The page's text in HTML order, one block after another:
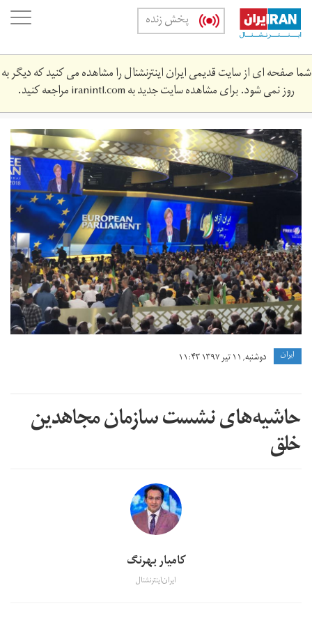
Skip
main
content
پخش زنده
شما صفحه ای از سایت قدیمی ایران اینترنشنال را مشاهده می کنید که دیگر به
روز نمی شود. برای مشاهده سایت جدید بهiranintl.comمراجعه کنید.
photo_30-
06-
2018_13_08_00.jpg
ايران دوشنبه, ۱۱ تیر ۱۳۹۷ ۱۱:۴۳
حاشیه‌های نشست سازمان مجاهدین
خلق
کامیار بهرنگ
ایران‌اینترنشنال